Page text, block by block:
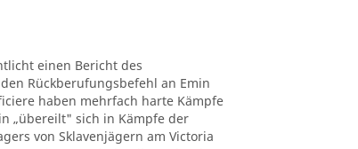
einen Bericht des
Rückberufungsbefehl an Emin
haben mehrfach harte Kämpfe
„übereilt" sich in Kämpfe der
von Sklavenjägern am Victoria